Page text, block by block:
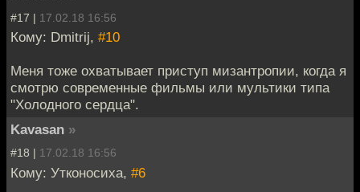
#17 | 17.02.18 16:56
Кому: Dmitrij, #10
Меня тоже охватывает приступ мизантропии, когда я
смотрю современные фильмы или мультики типа
"Холодного сердца".
Kavasan »
#18 | 17.02.18 16:56
Кому: Утконосиха, #6